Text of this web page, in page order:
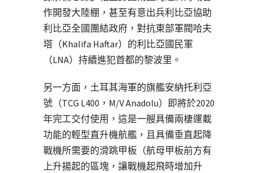
作開發大陸棚，甚至有意出兵利比亞協助
利比亞全國團結政府，對抗東部軍閥哈夫
塔（Khalifa Haftar）的利比亞國民軍
（LNA）持續進犯首都的黎波里。
另一方面，土耳其海軍的旗艦安納托利亞
號（TCG L400，M/V Anadolu）即將於2020
年完工交付使用，這是一艘具備兩棲運載
功能的輕型直升機航艦，且具備垂直起降
戰機所需要的滑跳甲板（航母甲板前方有
上升揚起的區塊，讓戰機起飛時增加升